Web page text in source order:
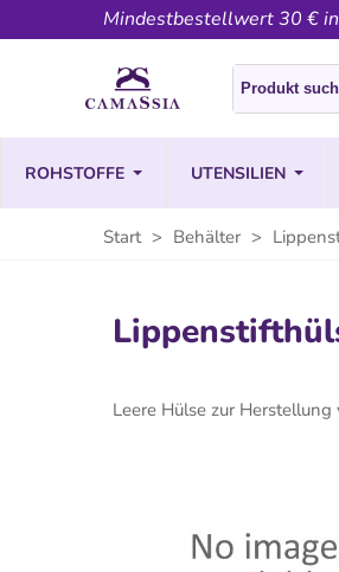
Mindestbestellwert 30 €
ROHSTOFFE UTENSILIEN
Start > Behälter >
Leere Hülse zur